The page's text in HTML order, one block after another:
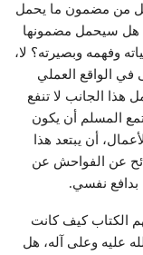
من مضمون ما يحمل
هل سيحمل مضمونها
وفهمه وبصيرته؟ لا،
الواقع العملي
هذا الجانب لا تنفع
المسلم أن يكون
أن يبتعد هذا
عن الفواحش عن
بدافع نفسي.
الكتاب كيف كانت
عليه وعلى آله، هل